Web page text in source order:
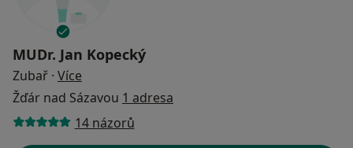
MUDr. Jan Kopecký
Zubař · Více
Žďár nad Sázavou 1 adresa
14 názorů